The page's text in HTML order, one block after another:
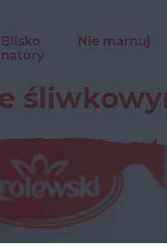
Blisko
natury
Nie marnuj